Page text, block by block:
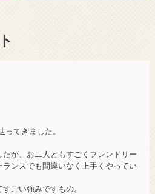
てきました。
が、お二人ともすごくフレンドリー
ンスでも間違いなく上手くやってい
ごい強みですもの。